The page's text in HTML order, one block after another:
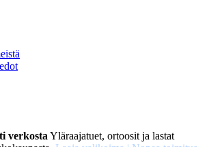
verkosta Yläraajatuet, ortoosit ja lastat